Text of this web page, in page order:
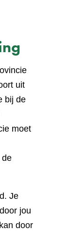
uit
bij de
moet
de
Je
jou
door